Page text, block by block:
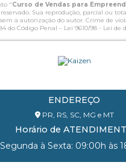
"Curso de Vendas para
Sua reprodução, parcial ou
a autorização do autor. Crime de
do Código Penal – Lei 9610/98 - Lei de
ENDEREÇO
PR, RS, SC, MG e MT
Horário de
Segunda à Sexta: 09:00h às